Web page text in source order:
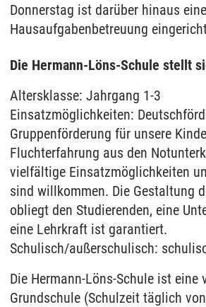
Donnerstag ist darüber hinaus eine
Hausaufgabenbetreuung
Die Hermann-Löns-Schule stellt
Altersklasse: Jahrgang 1-3
Einsatzmöglichkeiten:
Gruppenförderung für unsere
Fluchterfahrung aus den
vielfältige Einsatzmöglichkeiten
sind willkommen. Die Gestaltung
obliegt den Studierenden, eine
eine Lehrkraft ist garantiert.
Schulisch/außerschulisch:
Die Hermann-Löns-Schule ist eine
Grundschule (Schulzeit täglich